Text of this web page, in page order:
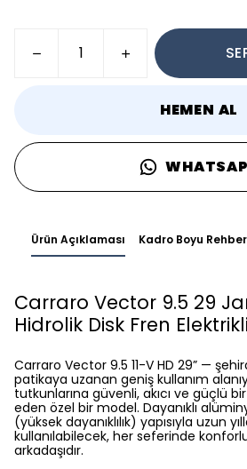
HEMEN AL
Ürün Açıklaması Kadro Boyu
Carraro Vector 9.5 29
Hidrolik Disk Fren
Carraro Vector 9.5 11-V HD 29” —
patikaya uzanan geniş kullanım
tutkunlarına güvenli, akıcı ve güçlü
eden özel bir model. Dayanıklı
(yüksek dayanıklılık) yapısıyla uzun
kullanılabilecek, her seferinde
arkadaşıdır.